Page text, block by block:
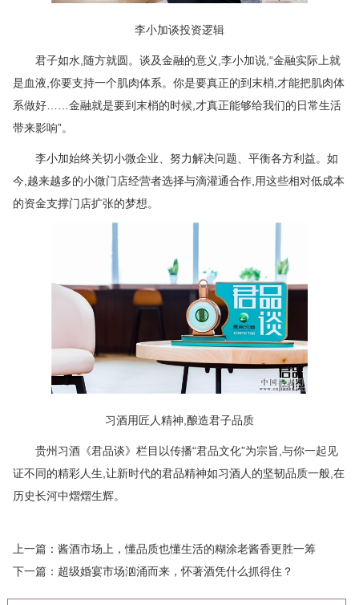
李小加谈投资逻辑
君子如水,随方就圆。谈及金融的意义,李小加说,“金融实际上就
是血液,你要支持一个肌肉体系。你是要真正的到末梢,才能把肌肉体
系做好……金融就是要到末梢的时候,才真正能够给我们的日常生活
带来影响”。
李小加始终关切小微企业、努力解决问题、平衡各方利益。如
今,越来越多的小微门店经营者选择与滴灌通合作,用这些相对低成本
的资金支撑门店扩张的梦想。
习酒用匠人精神,酿造君子品质
贵州习酒《君品谈》栏目以传播“君品文化”为宗旨,与你一起见
证不同的精彩人生,让新时代的君品精神如习酒人的坚韧品质一般,在
历史长河中熠熠生辉。
上一篇： 酱酒市场上，懂品质也懂生活的糊涂老酱香更胜一筹
下一篇： 超级婚宴市场汹涌而来，怀著酒凭什么抓得住？